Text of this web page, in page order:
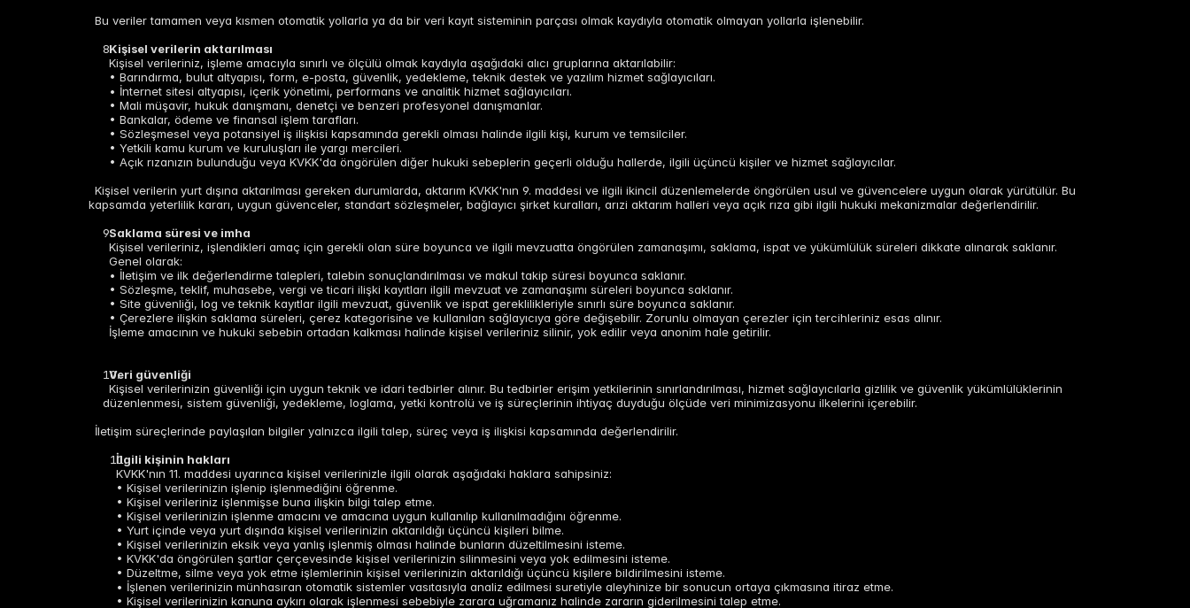
Bu veriler tamamen veya kısmen otomatik yollarla ya da bir veri kayıt sisteminin parçası olmak kaydıyla otomatik olmayan yollarla işlenebilir.
Kişisel verilerin aktarılması
Kişisel verileriniz, işleme amacıyla sınırlı ve ölçülü olmak kaydıyla aşağıdaki alıcı gruplarına aktarılabilir:
• Barındırma, bulut altyapısı, form, e-posta, güvenlik, yedekleme, teknik destek ve yazılım hizmet sağlayıcıları.
• İnternet sitesi altyapısı, içerik yönetimi, performans ve analitik hizmet sağlayıcıları.
• Mali müşavir, hukuk danışmanı, denetçi ve benzeri profesyonel danışmanlar.
• Bankalar, ödeme ve finansal işlem tarafları.
• Sözleşmesel veya potansiyel iş ilişkisi kapsamında gerekli olması halinde ilgili kişi, kurum ve temsilciler.
• Yetkili kamu kurum ve kuruluşları ile yargı mercileri.
• Açık rızanızın bulunduğu veya KVKK'da öngörülen diğer hukuki sebeplerin geçerli olduğu hallerde, ilgili üçüncü kişiler ve hizmet sağlayıcılar.
Kişisel verilerin yurt dışına aktarılması gereken durumlarda, aktarım KVKK'nın 9. maddesi ve ilgili ikincil düzenlemelerde öngörülen usul ve güvencelere uygun olarak yürütülür. Bu
kapsamda yeterlilik kararı, uygun güvenceler, standart sözleşmeler, bağlayıcı şirket kuralları, arızi aktarım halleri veya açık rıza gibi ilgili hukuki mekanizmalar değerlendirilir.
Saklama süresi ve imha
Kişisel verileriniz, işlendikleri amaç için gerekli olan süre boyunca ve ilgili mevzuatta öngörülen zamanaşımı, saklama, ispat ve yükümlülük süreleri dikkate alınarak saklanır.
Genel olarak:
• İletişim ve ilk değerlendirme talepleri, talebin sonuçlandırılması ve makul takip süresi boyunca saklanır.
• Sözleşme, teklif, muhasebe, vergi ve ticari ilişki kayıtları ilgili mevzuat ve zamanaşımı süreleri boyunca saklanır.
• Site güvenliği, log ve teknik kayıtlar ilgili mevzuat, güvenlik ve ispat gereklilikleriyle sınırlı süre boyunca saklanır.
• Çerezlere ilişkin saklama süreleri, çerez kategorisine ve kullanılan sağlayıcıya göre değişebilir. Zorunlu olmayan çerezler için tercihleriniz esas alınır.
İşleme amacının ve hukuki sebebin ortadan kalkması halinde kişisel verileriniz silinir, yok edilir veya anonim hale getirilir.
Veri güvenliği
Kişisel verilerinizin güvenliği için uygun teknik ve idari tedbirler alınır. Bu tedbirler erişim yetkilerinin sınırlandırılması, hizmet sağlayıcılarla gizlilik ve güvenlik yükümlülüklerinin
düzenlenmesi, sistem güvenliği, yedekleme, loglama, yetki kontrolü ve iş süreçlerinin ihtiyaç duyduğu ölçüde veri minimizasyonu ilkelerini içerebilir.
İletişim süreçlerinde paylaşılan bilgiler yalnızca ilgili talep, süreç veya iş ilişkisi kapsamında değerlendirilir.
İlgili kişinin hakları
KVKK'nın 11. maddesi uyarınca kişisel verilerinizle ilgili olarak aşağıdaki haklara sahipsiniz:
• Kişisel verilerinizin işlenip işlenmediğini öğrenme.
• Kişisel verileriniz işlenmişse buna ilişkin bilgi talep etme.
• Kişisel verilerinizin işlenme amacını ve amacına uygun kullanılıp kullanılmadığını öğrenme.
• Yurt içinde veya yurt dışında kişisel verilerinizin aktarıldığı üçüncü kişileri bilme.
• Kişisel verilerinizin eksik veya yanlış işlenmiş olması halinde bunların düzeltilmesini isteme.
• KVKK'da öngörülen şartlar çerçevesinde kişisel verilerinizin silinmesini veya yok edilmesini isteme.
• Düzeltme, silme veya yok etme işlemlerinin kişisel verilerinizin aktarıldığı üçüncü kişilere bildirilmesini isteme.
• İşlenen verilerinizin münhasıran otomatik sistemler vasıtasıyla analiz edilmesi suretiyle aleyhinize bir sonucun ortaya çıkmasına itiraz etme.
• Kişisel verilerinizin kanuna aykırı olarak işlenmesi sebebiyle zarara uğramanız halinde zararın giderilmesini talep etme.